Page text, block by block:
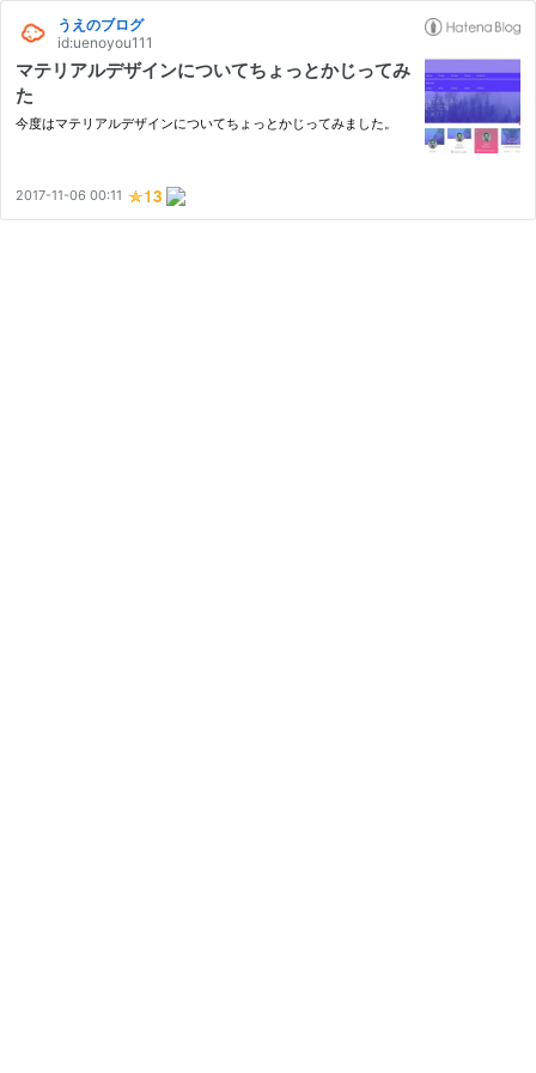
うえのブログ
id:uenoyou111
マテリアルデザインについてちょっとかじってみ
た
今度はマテリアルデザインについてちょっとかじってみました。
2017-11-06 00:11